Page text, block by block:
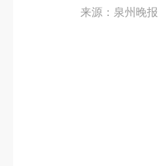
来源：泉州晚报